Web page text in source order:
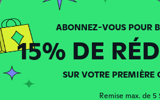
A Anton
Inscrit depuis 2018 · 111
il y a 6 ans
15% DE
SUR VOTRE
Remise max. de 5